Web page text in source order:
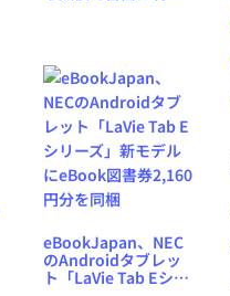
（2019年上半期）
eBookJapan、NEC
のAndroidタブレッ
ト「LaVie Tab Eシリ